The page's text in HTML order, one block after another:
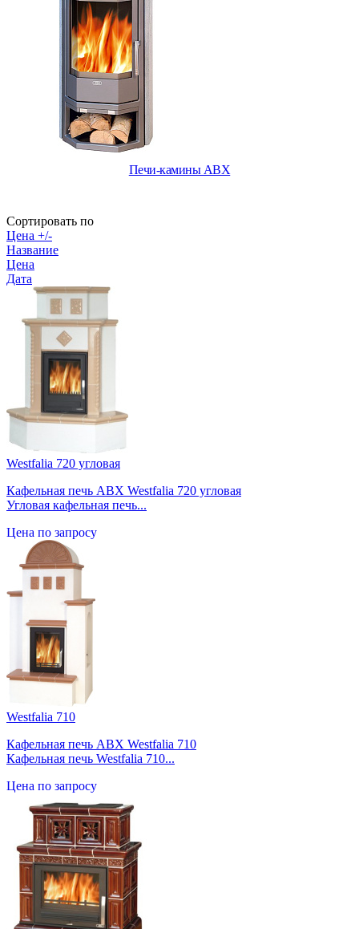
Печи-камины ABX
Сортировать по
Цена +/-
Название
Цена
Дата
Westfalia 720 угловая
Кафельная печь ABX Westfalia 720 угловая
Угловая кафельная печь...
Цена по запросу
Westfalia 710
Кафельная печь ABX Westfalia 710
Кафельная печь Westfalia 710...
Цена по запросу